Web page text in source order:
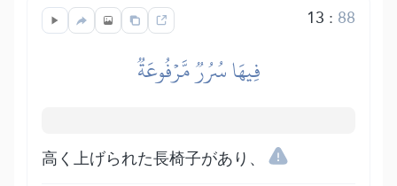
13 : 88
فِيهَا سُرُرٞ مَّرۡفُوعَةٞ
高く上げられた長椅子があり、